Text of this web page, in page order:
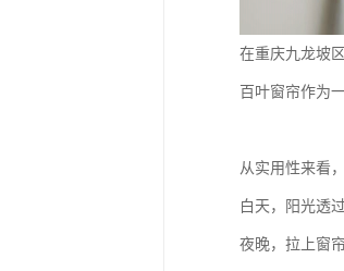
在重庆九龙坡
百叶窗帘作为
从实用性来看
白天，阳光透
夜晚，拉上窗